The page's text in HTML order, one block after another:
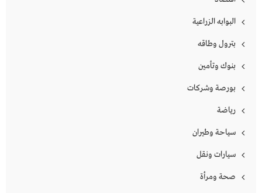
البوابه الزراعية
بترول وطاقه
بنوك وتأمين
بورصة وشركات
رياضة
سياحة وطيران
سيارات ونقل
صحة ومرأة